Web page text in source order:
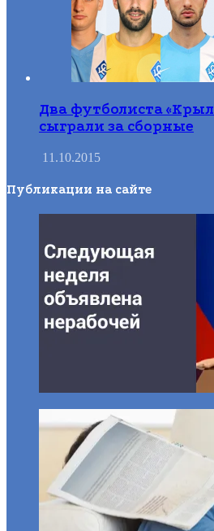
Два футболиста
сыграли за сборные
11.10.2015
Публикации на сайте